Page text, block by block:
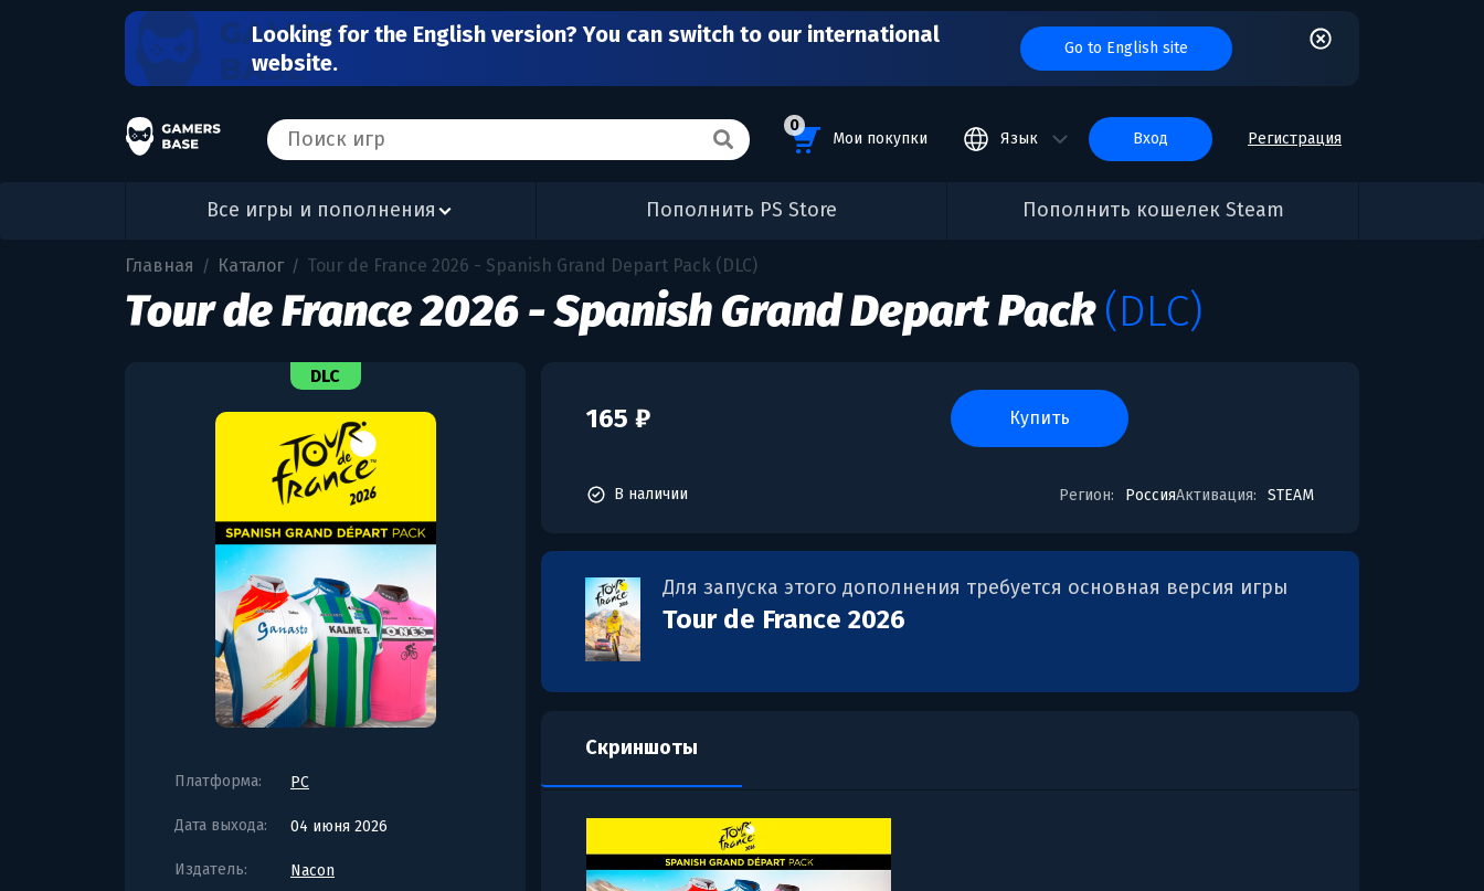
Looking for the English version? You can switch to our international
website.
Go to English site
0
Мои покупки Язык вход Регистрация
Все игры и пополнения Пополнить PS Store Пополнить кошелек Steam
Главная / Каталог / Tour de France 2026 - Spanish Grand Depart Pack (DLC)
Tour de France 2026 - Spanish Grand Depart Pack(DLC)
DLC
Платформа: PC
Дата выхода: 04 июня 2026
Издатель: Nacon
165 ₽ купить
Регион: РоссияАктивация: STEAM
В наличии
Для запуска этого дополнения требуется основная версия игры
Tour de France 2026
Скриншоты